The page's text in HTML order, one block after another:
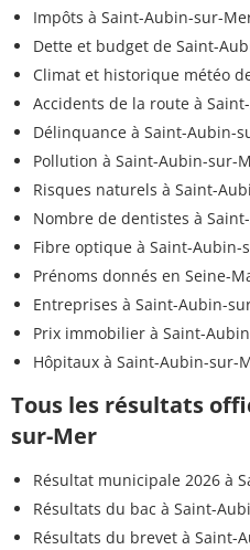
Impôts à Saint-Aubin-sur-
Dette et budget de Saint-
Climat et historique météo
Accidents de la route à
Délinquance à Saint-Aubin-
Pollution à Saint-Aubin-sur-
Risques naturels à Saint-
Nombre de dentistes à
Fibre optique à Saint-Aubin-
Prénoms donnés en Seine-
Entreprises à Saint-Aubin-
Prix immobilier à Saint-
Hôpitaux à Saint-Aubin-sur-
Tous les résultats
sur-Mer
Résultat municipale 2026 à
Résultats du bac à Saint-
Résultats du brevet à Saint-